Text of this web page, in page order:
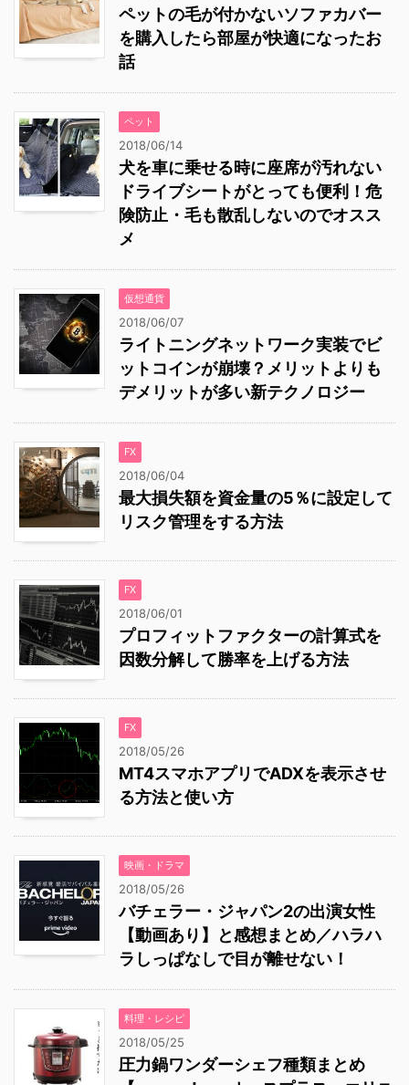
ペットの毛が付かないソファカバー
を購入したら部屋が快適になったお
話
ペット
2018/06/14
犬を車に乗せる時に座席が汚れない
ドライブシートがとっても便利！危
険防止・毛も散乱しないのでオスス
メ
仮想通貨
2018/06/07
ライトニングネットワーク実装でビ
ットコインが崩壊？メリットよりも
デメリットが多い新テクノロジー
FX
2018/06/04
最大損失額を資金量の5％に設定して
リスク管理をする方法
FX
2018/06/01
プロフィットファクターの計算式を
因数分解して勝率を上げる方法
FX
2018/05/26
MT4スマホアプリでADXを表示させ
る方法と使い方
映画・ドラマ
2018/05/26
バチェラー・ジャパン2の出演女性
【動画あり】と感想まとめ／ハラハ
ラしっぱなしで目が離せない！
料理・レシピ
2018/05/25
圧力鍋ワンダーシェフ種類まとめ